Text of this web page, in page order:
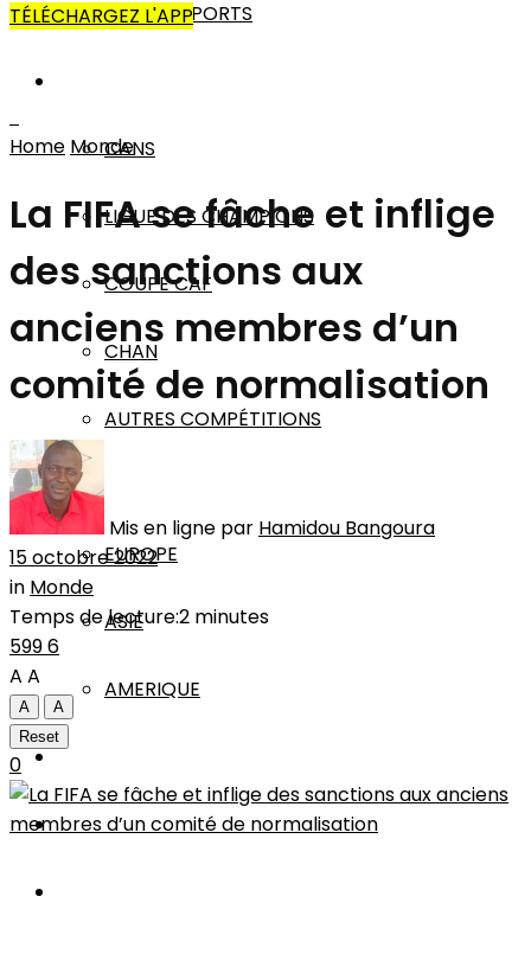
AUTRES SPORTS
CANS
LIGUE DES CHAMPIONS
COUPE CAF
CHAN
AUTRES COMPÉTITIONS
MONDE
EUROPE
ASIE
AMERIQUE
INTERVIEW
L’EDITO
TÉLÉCHARGEZ L'APP
Home Monde
La FIFA se fâche et inflige
des sanctions aux
anciens membres d’un
comité de normalisation
Mis en ligne par Hamidou Bangoura
15 octobre 2022
in Monde
Temps de lecture:2 minutes
5996
A A
A
A
Reset
0